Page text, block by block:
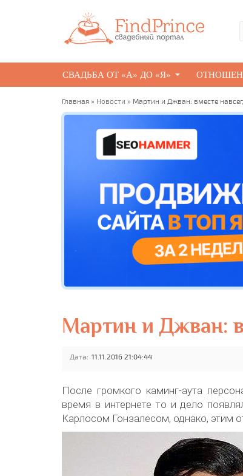
СВАДЬБА ОТ «А» ДО «Я»
Главная » Новости » Мартин и Джван: вместе
Мартин и Джван:
Дата: 11.11.2016 21:04:44
После громкого каминг-аута
время в интернете то и дело
Карлосом Гонзалесом, однако, этим